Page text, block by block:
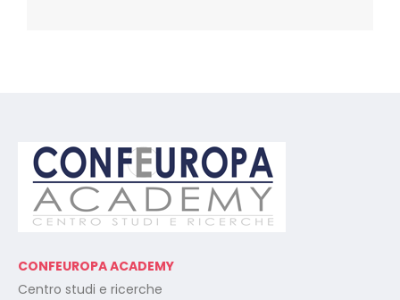
CONFEUROPA ACADEMY
Centro studi e ricerche